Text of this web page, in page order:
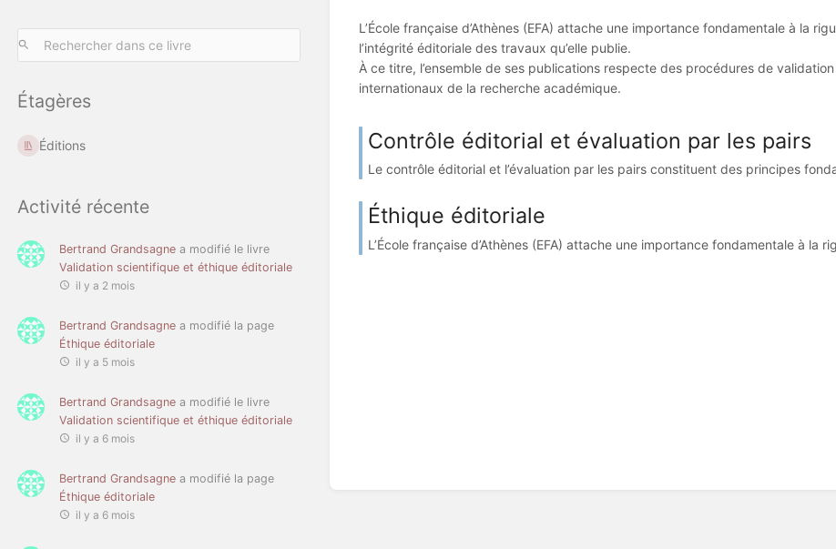
Étagères
Éditions
Activité récente
Bertrand Grandsagne a modifié le livre
Validation scientifique et éthique éditoriale
il y a 2 mois
Bertrand Grandsagne a modifié la page
Éthique éditoriale
il y a 5 mois
Bertrand Grandsagne a modifié le livre
Validation scientifique et éthique éditoriale
il y a 6 mois
Bertrand Grandsagne a modifié la page
Éthique éditoriale
il y a 6 mois
L’École française d’Athènes (EFA) attache une importance fondamentale à la
l’intégrité éditoriale des travaux qu’elle publie.
À ce titre, l’ensemble de ses publications respecte des procédures de
internationaux de la recherche académique.
Contrôle éditorial et évaluation par les pairs
Le contrôle éditorial et l’évaluation par les pairs constituent des principes
Éthique éditoriale
L’École française d’Athènes (EFA) attache une importance fondamentale à la